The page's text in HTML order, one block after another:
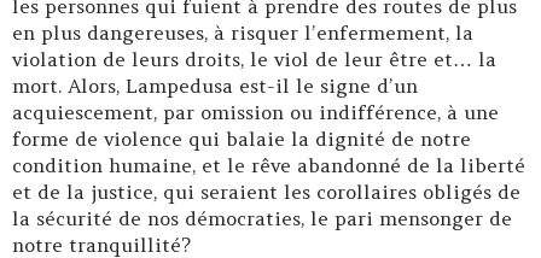
les personnes qui fuient à prendre des routes de plus
en plus dangereuses, à risquer l’enfermement, la
violation de leurs droits, le viol de leur être et… la
mort. Alors, Lampedusa est-il le signe d’un
acquiescement, par omission ou indifférence, à une
forme de violence qui balaie la dignité de notre
condition humaine, et le rêve abandonné de la liberté
et de la justice, qui seraient les corollaires obligés de
la sécurité de nos démocraties, le pari mensonger de
notre tranquillité?